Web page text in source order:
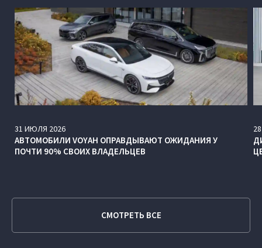
31 ИЮЛЯ 2026
АВТОМОБИЛИ VOYAH ОПРАВДЫВАЮТ ОЖИДАНИЯ У
ПОЧТИ 90% СВОИХ ВЛАДЕЛЬЦЕВ
28
СМОТРЕТЬ ВСЕ